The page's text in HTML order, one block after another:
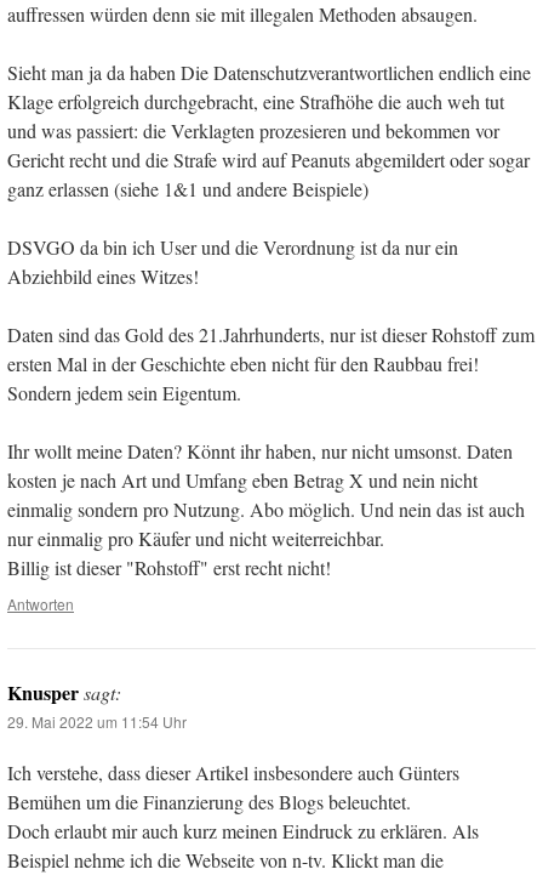
auffressen würden denn sie mit illegalen Methoden absaugen.
Sieht man ja da haben Die Datenschutzverantwortlichen endlich eine
Klage erfolgreich durchgebracht, eine Strafhöhe die auch weh tut
und was passiert: die Verklagten prozesieren und bekommen vor
Gericht recht und die Strafe wird auf Peanuts abgemildert oder sogar
ganz erlassen (siehe 1&1 und andere Beispiele)
DSVGO da bin ich User und die Verordnung ist da nur ein
Abziehbild eines Witzes!
Daten sind das Gold des 21.Jahrhunderts, nur ist dieser Rohstoff zum
ersten Mal in der Geschichte eben nicht für den Raubbau frei!
Sondern jedem sein Eigentum.
Ihr wollt meine Daten? Könnt ihr haben, nur nicht umsonst. Daten
kosten je nach Art und Umfang eben Betrag X und nein nicht
einmalig sondern pro Nutzung. Abo möglich. Und nein das ist auch
nur einmalig pro Käufer und nicht weiterreichbar.
Billig ist dieser "Rohstoff" erst recht nicht!
Antworten
Knuspersagt:
29. Mai 2022 um 11:54 Uhr
Ich verstehe, dass dieser Artikel insbesondere auch Günters
Bemühen um die Finanzierung des Blogs beleuchtet.
Doch erlaubt mir auch kurz meinen Eindruck zu erklären. Als
Beispiel nehme ich die Webseite von n-tv. Klickt man die